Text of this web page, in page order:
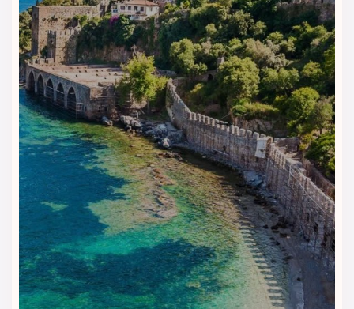
استخرهای متنوع و مناسب تمام
فصل‌ها
این هتل مجموعه‌ای از استخرهای روباز و سرپوشیدهدارد که
مناسب بزرگسالان و کودکان هستند.
ویژگی‌ها:
استخر بزرگسالان
استخر مخصوص کودکان
استخرهای آرامش‌بخش
طراحی زیبا با فضای سبز اطراف
این بخش یکی از جذاب‌ترین قسمت‌های تفریحی رگنوم کاریا است.